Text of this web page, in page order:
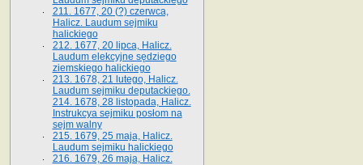
211. 1677, 20 (?) czerwca,
Halicz. Laudum sejmiku
halickiego
212. 1677, 20 lipca, Halicz.
Laudum elekcyjne sędziego
ziemskiego halickiego
213. 1678, 21 lutego, Halicz.
Laudum sejmiku deputackiego.
214. 1678, 28 listopada, Halicz.
Instrukcya sejmiku posłom na
sejm walny
215. 1679, 25 maja, Halicz.
Laudum sejmiku halickiego
216. 1679, 26 maja, Halicz.